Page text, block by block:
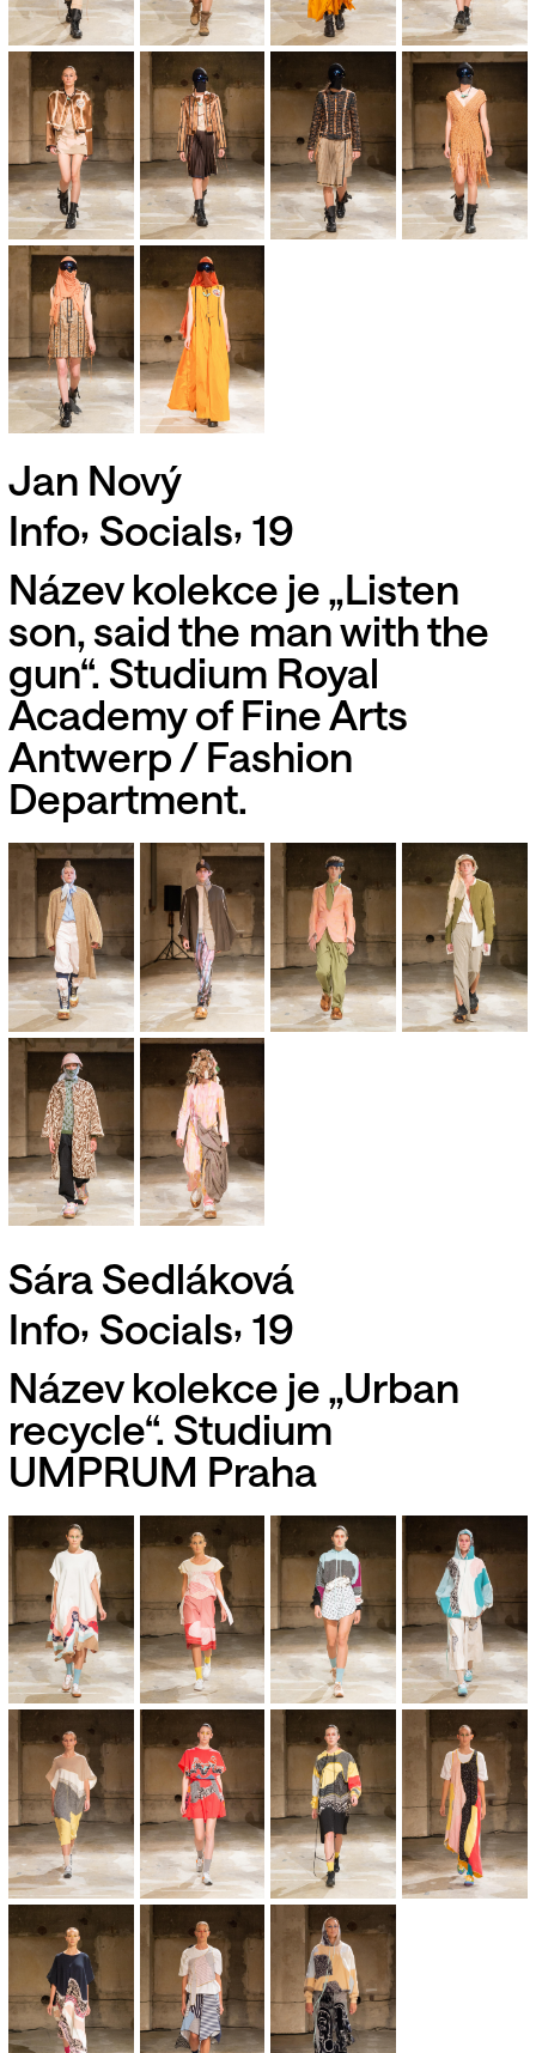
Jan Nový
Info, Socials, 19
Název kolekce je „Listen
son, said the man with the
gun“. Studium Royal
Academy of Fine Arts
Antwerp / Fashion
Department.
Sára Sedláková
Info, Socials, 19
Název kolekce je „Urban
recycle“. Studium
UMPRUM Praha